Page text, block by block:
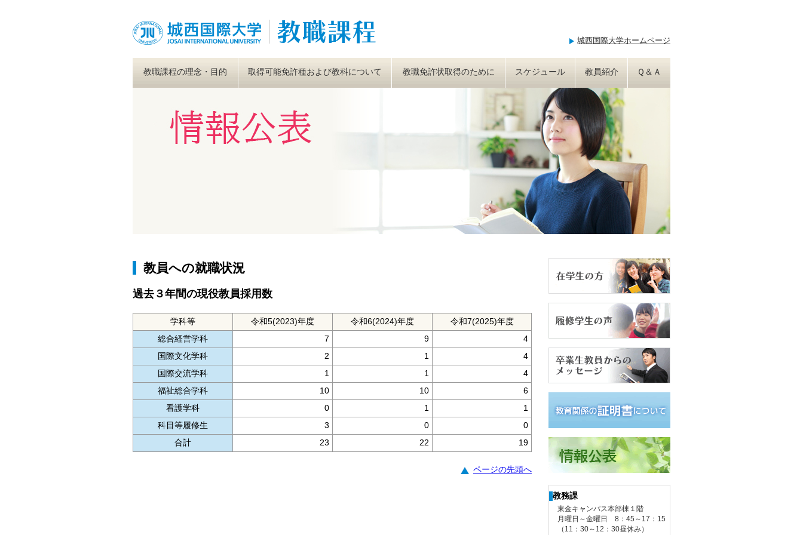
城西国際大学ホームページ
教職課程の理念・目的 取得可能免許種および教科について 教職免許状取得のために スケジュール 教員紹介 Ｑ＆Ａ
教員への就職状況
過去３年間の現役教員採用数
学科等 令和5(2023)年度 令和6(2024)年度
令和7(2025)年度
総合経営学科
7 9
4
国際文化学科
2 1
4
国際交流学科
1 1
4
福祉総合学科
10 10
6
看護学科
0 1
1
科目等履修生
3 0
0
合計
23 22 19
ページの先頭へ
教務課
東金キャンパス本部棟１階
月曜日～金曜日 8：45～17：15
（11：30～12：30昼休み）